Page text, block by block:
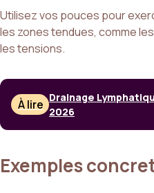
Utilisez vos pouces pour
les zones tendues, comme
les tensions.
À lire Drainage
2026
Exemples